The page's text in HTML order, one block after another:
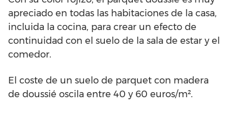
apreciado en todas las habitaciones de la casa,
incluida la cocina, para crear un efecto de
continuidad con el suelo de la sala de estar y el
comedor.
El coste de un suelo de parquet con madera
de doussié oscila entre 40 y 60 euros/m².